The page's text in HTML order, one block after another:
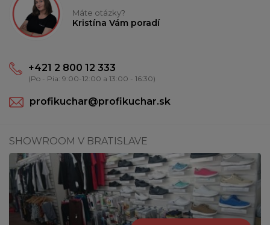
Máte otázky?
Kristína Vám poradí
+421 2 800 12 333
(Po - Pia: 9:00-12:00 a 13:00 - 16:30)
profikuchar@profikuchar.sk
SHOWROOM V BRATISLAVE